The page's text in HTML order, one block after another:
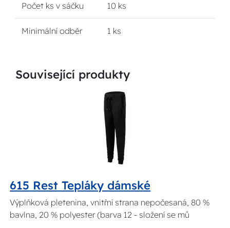
Počet ks v sáčku 10 ks
Minimální odběr 1 ks
Související produkty
615 Rest Tepláky dámské
Výplňková pletenina, vnitřní strana nepočesaná, 80 %
bavlna, 20 % polyester (barva 12 - složení se mů